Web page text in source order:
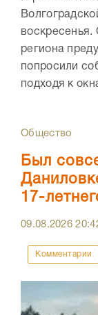
воскресенья.
региона
попросили
подходя к
Общество
Был
17-
09.08.2026
Комментарии